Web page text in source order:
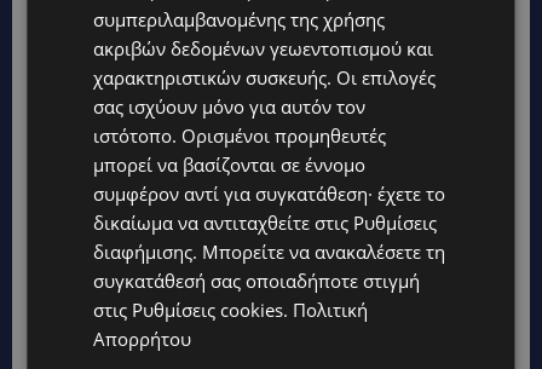
– Πολίτες ζητούν λύσεις για ηλικιωμένους και άτομα με
αναπηρία-(Φώτο)
VIBE NEWS
Διεθνώς αναγνωρισμένα κρασιά στην κορυφαία σχέση
ποιότητας-τιμής από τη Lidl Κύπρου
Ξεκίνησε η αντικατάσταση 100 χιλιομέτρων δικτύου
ύδρευσης στο κέντρο της Λεμεσού
VIBE NEWS
Η Mercedes-Benz γιορτάζει έναν αιώνα ιστορίας και κοιτάζει
προς το μέλλον
συμπεριλαμβανομένης της χρήσης
ακριβών δεδομένων γεωεντοπισμού και
χαρακτηριστικών συσκευής. Οι επιλογές
σας ισχύουν μόνο για αυτόν τον
ιστότοπο. Ορισμένοι προμηθευτές
μπορεί να βασίζονται σε έννομο
συμφέρον αντί για συγκατάθεση· έχετε το
δικαίωμα να αντιταχθείτε στις Ρυθμίσεις
διαφήμισης. Μπορείτε να ανακαλέσετε τη
συγκατάθεσή σας οποιαδήποτε στιγμή
στις Ρυθμίσεις cookies. Πολιτική
Απορρήτου